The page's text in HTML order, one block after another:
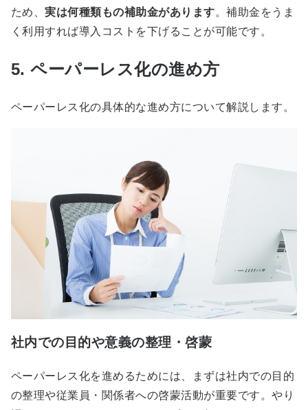
ため、実は何種類もの補助金があります。補助金をうま
く利用すれば導入コストを下げることが可能です。
5. ペーパーレス化の進め方
ペーパーレス化の具体的な進め方について解説します。
社内での目的や意義の整理・啓蒙
ペーパーレス化を進めるためには、まずは社内での目的
の整理や従業員・関係者への啓蒙活動が重要です。やり